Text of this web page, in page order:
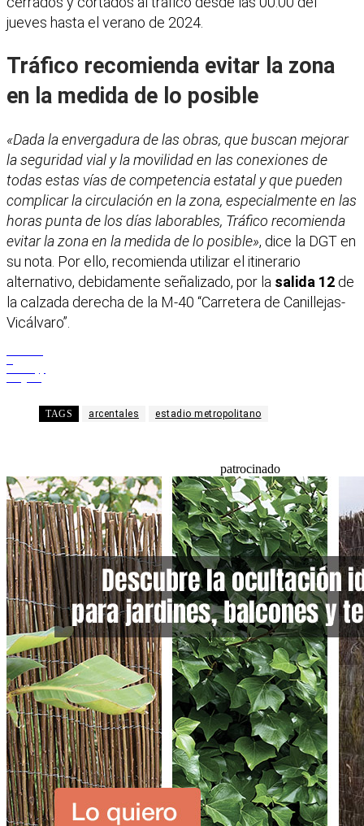
jueves hasta el verano de 2024.
Tráfico recomienda evitar la zona
en la medida de lo posible
«Dada la envergadura de las obras, que buscan mejorar
la seguridad vial y la movilidad en las conexiones de
todas estas vías de competencia estatal y que pueden
complicar la circulación en la zona, especialmente en las
horas punta de los días laborables, Tráfico recomienda
evitar la zona en la medida de lo posible», dice la DGT en
su nota. Por ello, recomienda utilizar el itinerario
alternativo, debidamente señalizado, por la salida 12 de
la calzada derecha de la M-40 “Carretera de Canillejas-
Vicálvaro”.
TAGS arcentales estadio metropolitano
patrocinado